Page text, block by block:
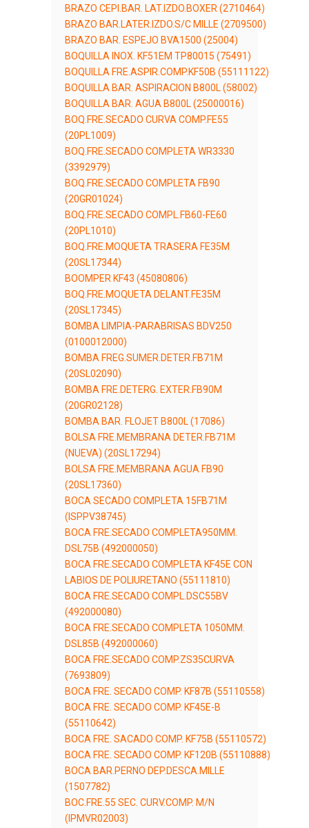
BRAZO CEPI.BAR. LAT.IZDO.BOXER (2710464)
BRAZO BAR.LATER.IZDO.S/C MILLE (2709500)
BRAZO BAR. ESPEJO BVA1500 (25004)
BOQUILLA INOX. KF51EM TP80015 (75491)
BOQUILLA FRE.ASPIR.COMP.KF50B (55111122)
BOQUILLA BAR. ASPIRACION B800L (58002)
BOQUILLA BAR. AGUA B800L (25000016)
BOQ.FRE.SECADO CURVA COMP.FE55
(20PL1009)
BOQ.FRE.SECADO COMPLETA WR3330
(3392979)
BOQ.FRE.SECADO COMPLETA FB90
(20GR01024)
BOQ.FRE.SECADO COMPL.FB60-FE60
(20PL1010)
BOQ.FRE.MOQUETA TRASERA FE35M
(20SL17344)
BOOMPER KF43 (45080806)
BOQ.FRE.MOQUETA DELANT.FE35M
(20SL17345)
BOMBA LIMPIA-PARABRISAS BDV250
(0100012000)
BOMBA FREG.SUMER.DETER.FB71M
(20SL02090)
BOMBA FRE.DETERG. EXTER.FB90M
(20GR02128)
BOMBA BAR. FLOJET B800L (17086)
BOLSA FRE.MEMBRANA DETER.FB71M
(NUEVA) (20SL17294)
BOLSA FRE.MEMBRANA AGUA FB90
(20SL17360)
BOCA SECADO COMPLETA 15FB71M
(ISPPV38745)
BOCA FRE.SECADO COMPLETA950MM.
DSL75B (492000050)
BOCA FRE.SECADO COMPLETA KF45E CON
LABIOS DE POLIURETANO (55111810)
BOCA FRE.SECADO COMPL.DSC55BV
(492000080)
BOCA FRE.SECADO COMPLETA 1050MM.
DSL85B (492000060)
BOCA FRE.SECADO COMP.ZS35CURVA
(7693809)
BOCA FRE. SECADO COMP. KF87B (55110558)
BOCA FRE. SECADO COMP. KF45E-B
(55110642)
BOCA FRE. SACADO COMP. KF75B (55110572)
BOCA FRE. SECADO COMP. KF120B (55110888)
BOCA BAR.PERNO DEP.DESCA.MILLE
(1507782)
BOC.FRE.55 SEC. CURV.COMP. M/N
(IPMVR02003)